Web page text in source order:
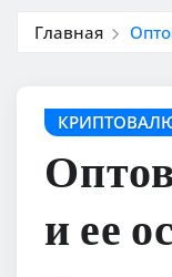
Главная
и ее